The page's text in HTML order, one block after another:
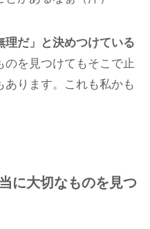
理だ」と決めつけている
のを見つけてもそこで止
あります。これも私かも
に大切なものを見つ